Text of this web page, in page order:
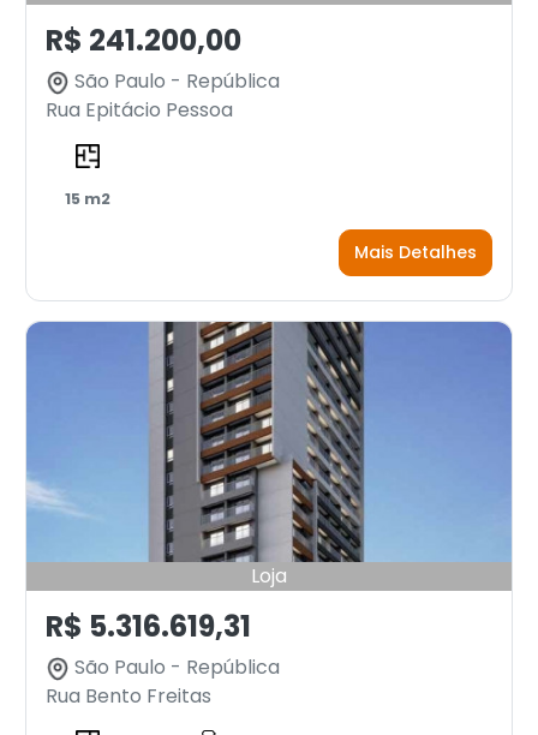
R$ 241.200,00
São Paulo - República
Rua Epitácio Pessoa
15 m2
Mais Detalhes
Loja
R$ 5.316.619,31
São Paulo - República
Rua Bento Freitas